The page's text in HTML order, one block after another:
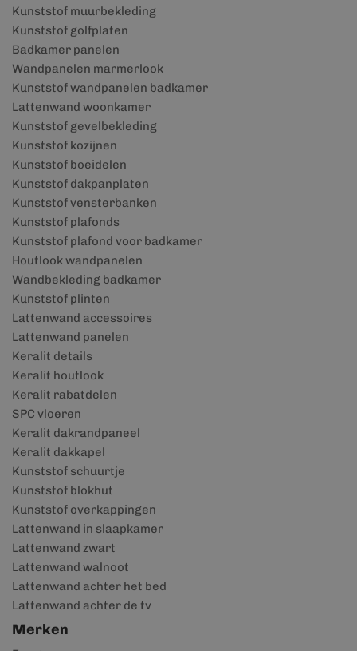
Kunststof muurbekleding
Kunststof golfplaten
Badkamer panelen
Wandpanelen marmerlook
Kunststof wandpanelen badkamer
Lattenwand woonkamer
Kunststof gevelbekleding
Kunststof kozijnen
Kunststof boeidelen
Kunststof dakpanplaten
Kunststof vensterbanken
Kunststof plafonds
Kunststof plafond voor badkamer
Houtlook wandpanelen
Wandbekleding badkamer
Kunststof plinten
Lattenwand accessoires
Lattenwand panelen
Keralit details
Keralit houtlook
Keralit rabatdelen
SPC vloeren
Keralit dakrandpaneel
Keralit dakkapel
Kunststof schuurtje
Kunststof blokhut
Kunststof overkappingen
Lattenwand in slaapkamer
Lattenwand zwart
Lattenwand walnoot
Lattenwand achter het bed
Lattenwand achter de tv
Merken